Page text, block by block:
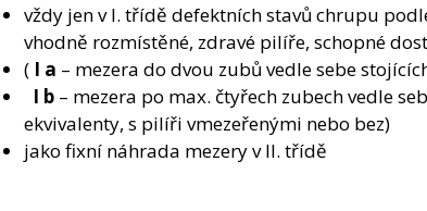
vždy jen v I. třídě defektních stavů chrupu
vhodně rozmístěné, zdravé pilíře, schopné
( I a – mezera do dvou zubů vedle sebe
I b– mezera po max. čtyřech zubech vedle
ekvivalenty, s pilíři vmezeřenými nebo bez)
jako fixní náhrada mezery v II. třídě